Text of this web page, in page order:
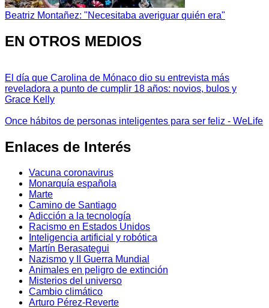
Beatriz Montañez: "Necesitaba averiguar quién era"
EN OTROS MEDIOS
El día que Carolina de Mónaco dio su entrevista más
reveladora a punto de cumplir 18 años: novios, bulos y
Grace Kelly
Once hábitos de personas inteligentes para ser feliz - WeLife
Enlaces de Interés
Vacuna coronavirus
Monarquía española
Marte
Camino de Santiago
Adicción a la tecnología
Racismo en Estados Unidos
Inteligencia artificial y robótica
Martín Berasategui
Nazismo y II Guerra Mundial
Animales en peligro de extinción
Misterios del universo
Cambio climático
Arturo Pérez-Reverte